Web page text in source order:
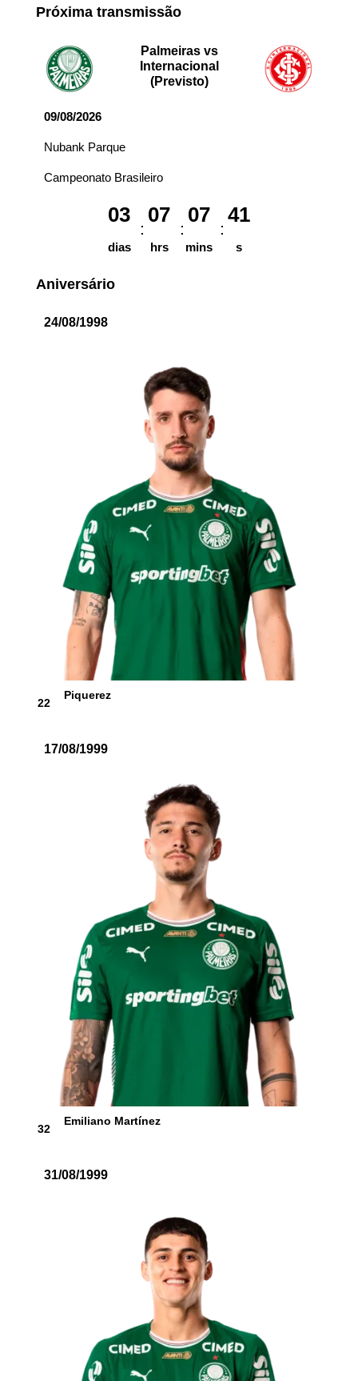
Próxima transmissão
Palmeiras vs
Internacional
(Previsto)
09/08/2026
Nubank Parque
Campeonato Brasileiro
03
dias
07
hrs
07
mins
41
s
Aniversário
24/08/1998
22
Piquerez
17/08/1999
32
Emiliano Martínez
31/08/1999